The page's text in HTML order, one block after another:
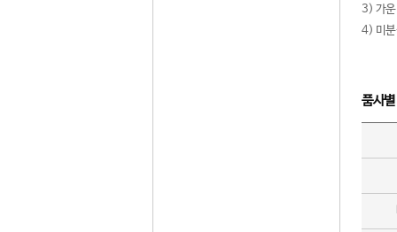
3) 가운
4) 미분
품사